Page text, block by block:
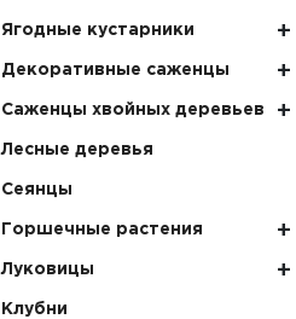
Ягодные кустарники
Декоративные саженцы
Саженцы хвойных деревьев
Лесные деревья
Сеянцы
Горшечные растения
Луковицы
Клубни